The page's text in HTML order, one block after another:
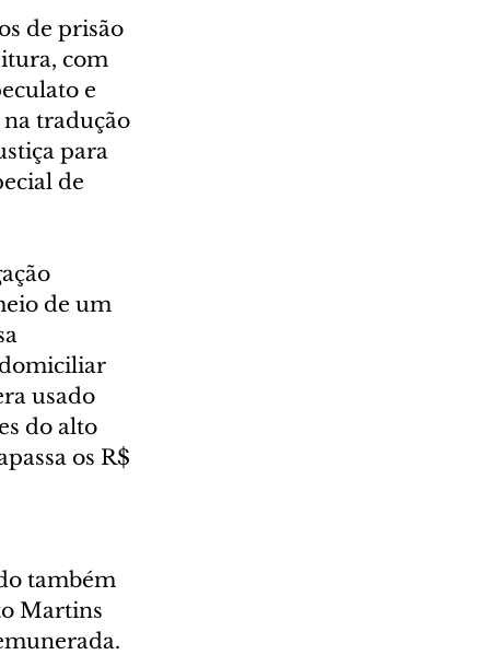
de prisão
com
e
na tradução
para
de
de um
usado
do alto
os R$
também
Martins